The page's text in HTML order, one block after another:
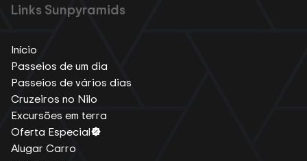
Links Sunpyramids
Início
Passeios de um dia
Passeios de vários dias
Cruzeiros no Nilo
Excursões em terra
Oferta Especial
Alugar Carro